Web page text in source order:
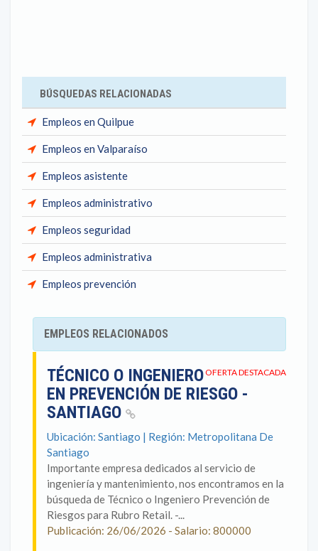
BÚSQUEDAS RELACIONADAS
Empleos en Quilpue
Empleos en Valparaíso
Empleos asistente
Empleos administrativo
Empleos seguridad
Empleos administrativa
Empleos prevención
EMPLEOS RELACIONADOS
OFERTA DESTACADA
TÉCNICO O INGENIERO
EN PREVENCIÓN DE RIESGO -
SANTIAGO
Ubicación: Santiago | Región: Metropolitana De
Santiago
Importante empresa dedicados al servicio de
ingeniería y mantenimiento, nos encontramos en la
búsqueda de Técnico o Ingeniero Prevención de
Riesgos para Rubro Retail. -...
Publicación: 26/06/2026 - Salario: 800000